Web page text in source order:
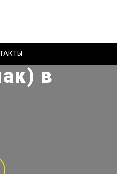
в